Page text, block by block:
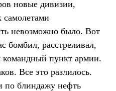
новые дивизии,
самолетами
невозможно было. Вот
бомбил, расстреливал,
командный пункт армии.
Все это разлилось.
по блиндажу нефть